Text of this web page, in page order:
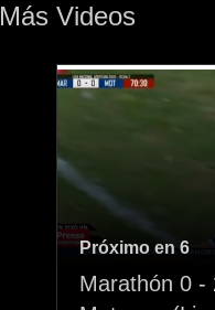
Más Videos
Próximo en 5
Marathón 0 -